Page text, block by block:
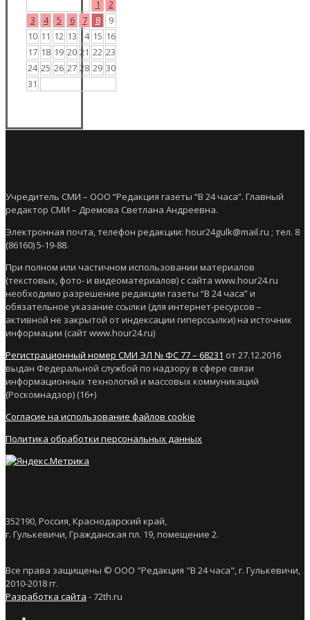
1
2
3
4 5 6 7 8
9
10 11 12 13 14 15 16
17 18 19 20 21 22 23
24 25 26 27 28 29 30
31
Учредитель СМИ – ООО “Редакция газеты “В 24 часа”. Главный
редактор СМИ – Дремова Светлана Андреевна.
Электронная почта, телефон редакции: hour24gulk@mail.ru ; тел. 8
(86160) 5-19-88.
При полном или частичном использовании материалов
(текстовых, фото- и видеоматериалов) с сайта www.hour24.ru
необходимо разрешение редакции газеты “В 24 часа” и
обязательное указание ссылки (для интернет-ресурсов –
активной не закрытой от индексации гиперссылки) на источник
информации (сайт www.hour24.ru)
Регистрационный номер СМИ ЭЛ № ФС 77 – 68231 от 27.12.2016
выдан Федеральной службой по надзору в сфере связи
информационных технологий и массовых коммуникаций
(Роскомнадзор) (16+)
Согласие на использование файлов cookie
Политика обработки персональных данных
352190, Россия, Краснодарский край,
г. Гулькевичи, Гражданская пл. 19, помещение 2.
Все права защищены © ООО "Редакция "В 24 часа", г. Гулькевичи,
2010-2018 гг.
Разработка сайта - 72th.ru